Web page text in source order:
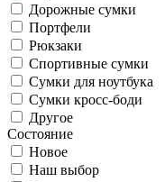
Дорожные сумки
Портфели
Рюкзаки
Спортивные сумки
Сумки для ноутбука
Сумки кросс-боди
Другое
Состояние
Новое
Наш выбор